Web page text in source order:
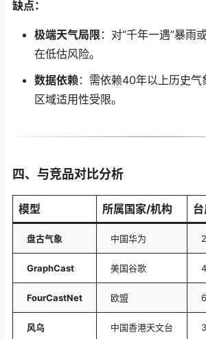
缺点：
极端天气局限 ：对“千年一遇”暴雨
在低估风险。
数据依赖 ：需依赖40年以上历史
区域适用性受限。
四、与竞品对比分析
模型 所属国家/机构
盘古气象 中国华为
GraphCast 美国谷歌
FourCastNet 欧盟
风乌 中国香港天文台